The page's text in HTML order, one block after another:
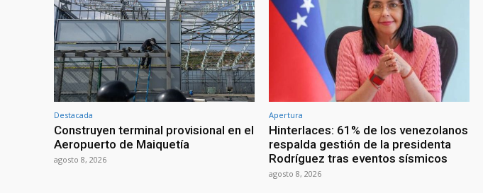
Destacada
Construyen terminal provisional en el
Aeropuerto de Maiquetía
agosto 8, 2026
Apertura
Hinterlaces: 61% de los venezolanos
respalda gestión de la presidenta
Rodríguez tras eventos sísmicos
agosto 8, 2026